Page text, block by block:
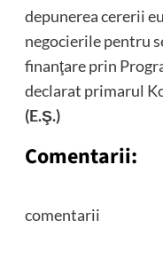
depunerea cererii
negocierile pentru
finanţare prin
declarat primarul
(E.Ş.)
Comentarii:
comentarii